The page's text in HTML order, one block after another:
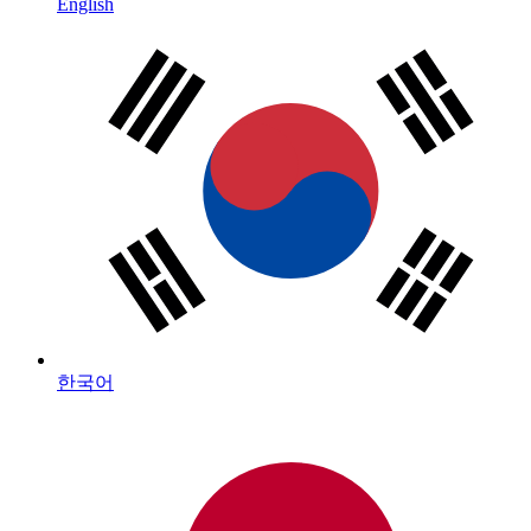
한국어